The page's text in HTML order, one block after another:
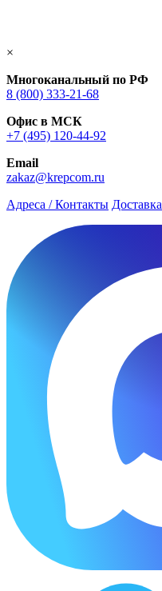
×
Многоканальный по РФ
8 (800) 333‑21-68
Офис в МСК
+7 (495) 120-44-92
Email
zakaz@krepcom.ru
Адреса / Контакты Доставка